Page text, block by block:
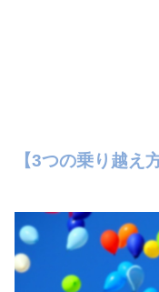
【3つの乗り越え